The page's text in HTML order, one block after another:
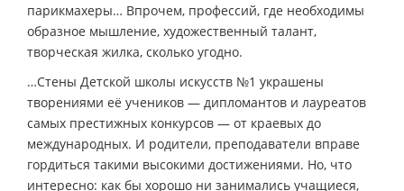
парикмахеры… Впрочем, профессий, где необходимы
образное мышление, художественный талант,
творческая жилка, сколько угодно.
…Стены Детской школы искусств №1 украшены
творениями её учеников — дипломантов и лауреатов
самых престижных конкурсов — от краевых до
международных. И родители, преподаватели вправе
гордиться такими высокими достижениями. Но, что
интересно: как бы хорошо ни занимались учащиеся,